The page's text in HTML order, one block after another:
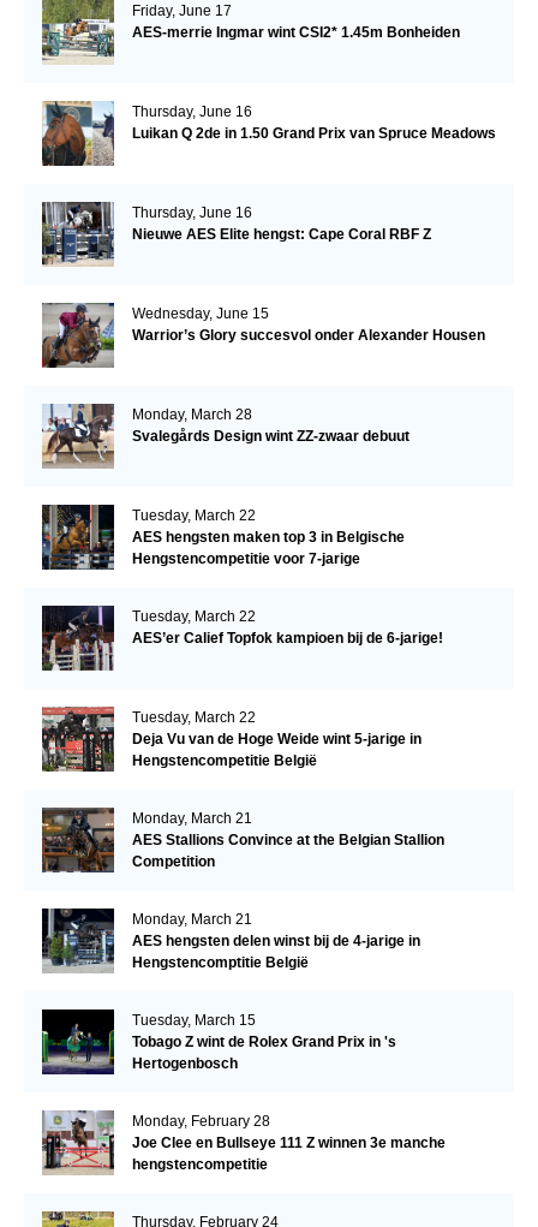
Friday, June 17
AES-merrie Ingmar wint CSI2* 1.45m Bonheiden
Thursday, June 16
Luikan Q 2de in 1.50 Grand Prix van Spruce Meadows
Thursday, June 16
Nieuwe AES Elite hengst: Cape Coral RBF Z
Wednesday, June 15
Warrior’s Glory succesvol onder Alexander Housen
Monday, March 28
Svalegårds Design wint ZZ-zwaar debuut
Tuesday, March 22
AES hengsten maken top 3 in Belgische
Hengstencompetitie voor 7-jarige
Tuesday, March 22
AES’er Calief Topfok kampioen bij de 6-jarige!
Tuesday, March 22
Deja Vu van de Hoge Weide wint 5-jarige in
Hengstencompetitie België
Monday, March 21
AES Stallions Convince at the Belgian Stallion
Competition
Monday, March 21
AES hengsten delen winst bij de 4-jarige in
Hengstencomptitie België
Tuesday, March 15
Tobago Z wint de Rolex Grand Prix in 's
Hertogenbosch
Monday, February 28
Joe Clee en Bullseye 111 Z winnen 3e manche
hengstencompetitie
Thursday, February 24